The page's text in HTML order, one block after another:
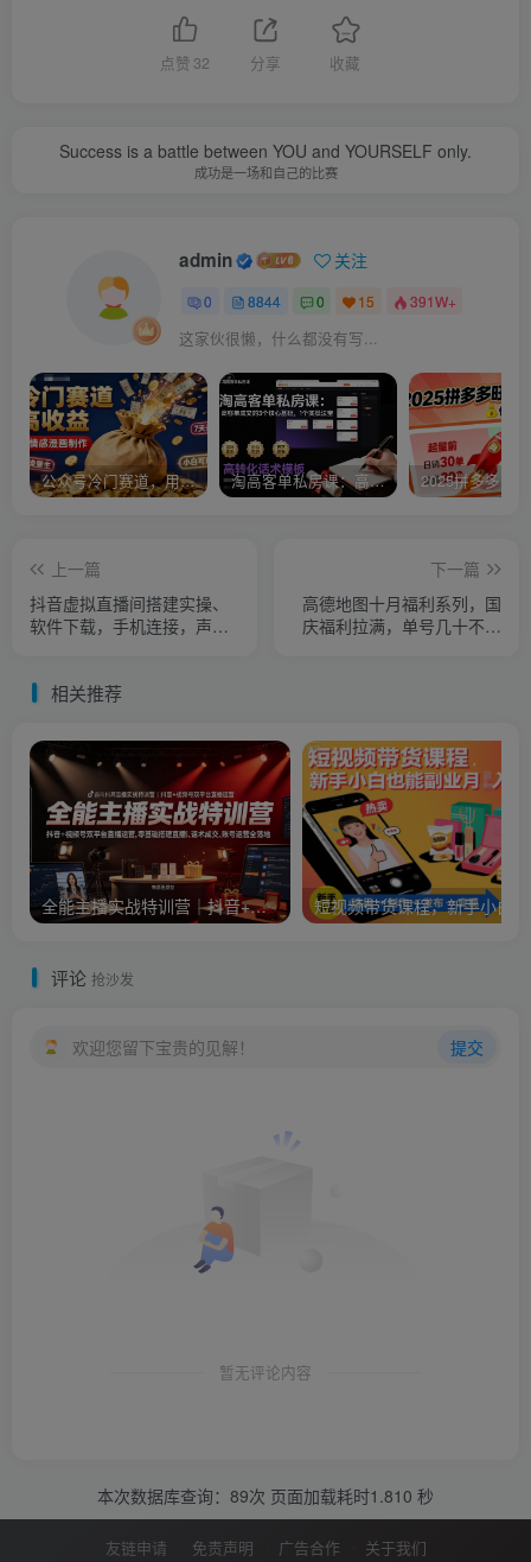
点赞 32 分享 收藏
Success is a battle between YOU and YOURSELF only.
成功是一场和自己的比赛
admin 关注
0 8844 0 15 391W+
这家伙很懒，什么都没有写...
公众号冷门赛道，用AI做情感漫画，7天开通流量主，操作简单，小白可玩 淘高客单私房课：高客单成交的3个核心基础，1个实操法宝
上一篇
抖音虚拟直播间搭建实操、
软件下载，手机连接，声卡
下一篇
高德地图十月福利系列，国
庆福利拉满，单号几十不上
相关推荐
全能主播实战特训营｜抖音+视频号双平台直播运营，零基础搭建直播间、精准选品、话术成交、账号运营全落地
评论 抢沙发
欢迎您留下宝贵的见解！ 提交
暂无评论内容
本次数据库查询：89次 页面加载耗时1.810 秒
友链申请 免责声明 广告合作 关于我们